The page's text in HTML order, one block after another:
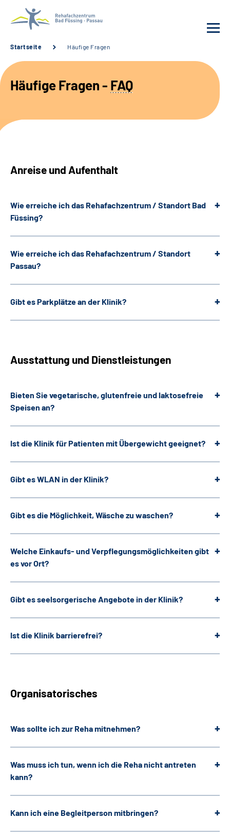
Behandlung
Rehafachzentrum
Karriere
Patienten-Log-in
Suche
Startseite Häufige Fragen
Häufige Fragen - FAQ
Anreise und Aufenthalt
Wie erreiche ich das Rehafachzentrum / Standort Bad
Füssing?
Wie erreiche ich das Rehafachzentrum / Standort
Passau?
Gibt es Parkplätze an der Klinik?
Ausstattung und Dienstleistungen
Bieten Sie vegetarische, glutenfreie und laktosefreie
Speisen an?
Ist die Klinik für Patienten mit Übergewicht geeignet?
Gibt es WLAN in der Klinik?
Gibt es die Möglichkeit, Wäsche zu waschen?
Welche Einkaufs- und Verpflegungsmöglichkeiten gibt
es vor Ort?
Gibt es seelsorgerische Angebote in der Klinik?
Ist die Klinik barrierefrei?
Organisatorisches
Was sollte ich zur Reha mitnehmen?
Was muss ich tun, wenn ich die Reha nicht antreten
kann?
Kann ich eine Begleitperson mitbringen?